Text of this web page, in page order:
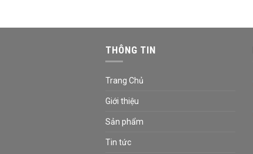
THÔNG TIN
Trang Chủ
Giới thiệu
Sản phẩm
Tin tức